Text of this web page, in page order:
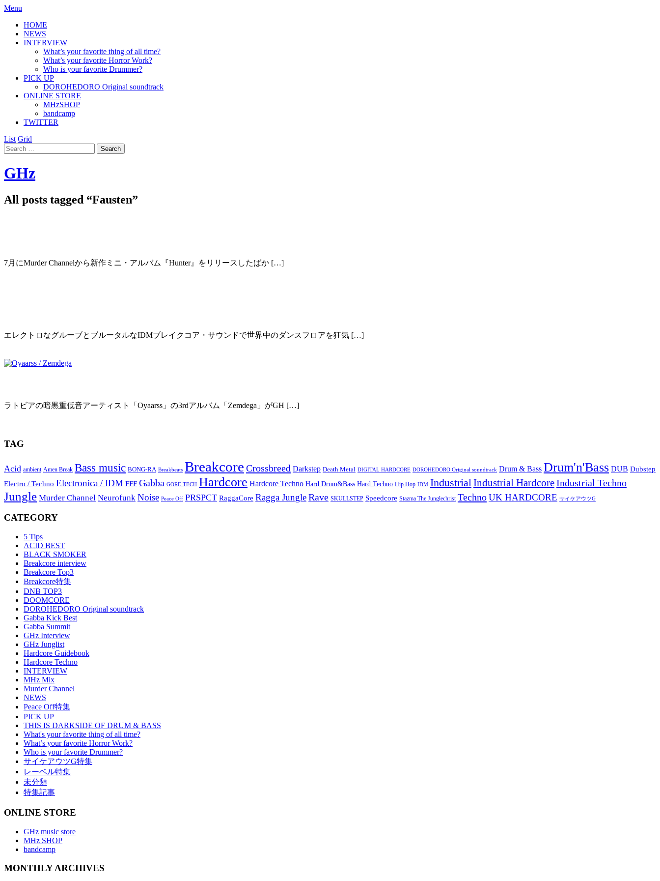
Menu
HOME
NEWS
INTERVIEW
What’s your favorite thing of all time?
What’s your favorite Horror Work?
Who is your favorite Drummer?
PICK UP
DOROHEDORO Original soundtrack
ONLINE STORE
MHzSHOP
bandcamp
TWITTER
List Grid
GHz
All posts tagged “Fausten”
7月にMurder Channelから新作ミニ・アルバム『Hunter』をリリースしたばか […]
エレクトロなグルーブとブルータルなIDMブレイクコア・サウンドで世界中のダンスフロアを狂気 […]
ラトビアの暗黒重低音アーティスト「Oyaarss」の3rdアルバム「Zemdega」がGH […]
TAG
Acid ambient Amen Break Bass music BONG-RA Breakbeats Breakcore Crossbreed Darkstep Death Metal DIGITAL HARDCORE DOROHEDORO Original soundtrack Drum & Bass Drum'n'Bass DUB Dubstep
Electro / Techno Electronica / IDM FFF Gabba GORE TECH Hardcore Hardcore Techno Hard Drum&Bass Hard Techno Hip Hop IDM Industrial Industrial HardcoreIndustrial Techno
Jungle Murder Channel Neurofunk Noise Peace Off PRSPCT RaggaCore Ragga JungleRave SKULLSTEP Speedcore Stazma The Junglechrist TechnoUK HARDCORE サイケアウツG
CATEGORY
5 Tips
ACID BEST
BLACK SMOKER
Breakcore interview
Breakcore Top3
Breakcore特集
DNB TOP3
DOOMCORE
DOROHEDORO Original soundtrack
Gabba Kick Best
Gabba Summit
GHz Interview
GHz Junglist
Hardcore Guidebook
Hardcore Techno
INTERVIEW
MHz Mix
Murder Channel
NEWS
Peace Off特集
PICK UP
THIS IS DARKSIDE OF DRUM & BASS
What's your favorite thing of all time?
What’s your favorite Horror Work?
Who is your favorite Drummer?
サイケアウツG特集
レーベル特集
未分類
特集記事
ONLINE STORE
GHz music store
MHz SHOP
bandcamp
MONTHLY ARCHIVES